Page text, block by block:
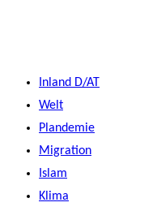
Inland D/AT
Welt
Plandemie
Migration
Islam
Klima